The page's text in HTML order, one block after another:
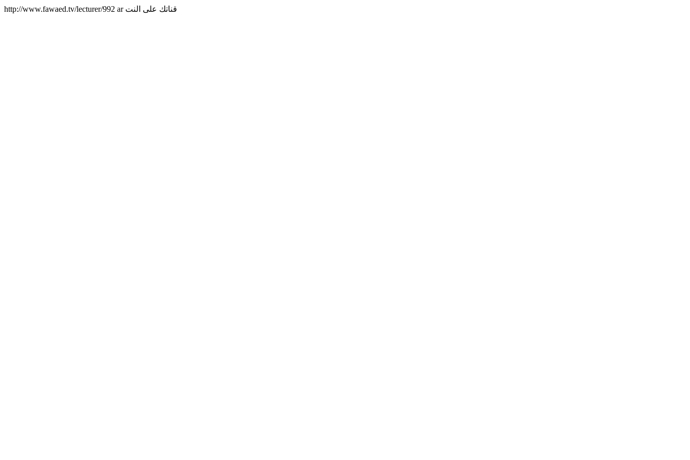
http://www.fawaed.tv/lecturer/992 ar قناتك على النت